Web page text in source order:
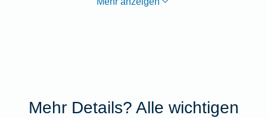
Mehr Details? Alle wichtigen